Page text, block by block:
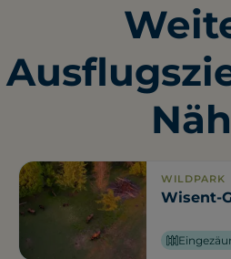
WILDPARK
Wisent-